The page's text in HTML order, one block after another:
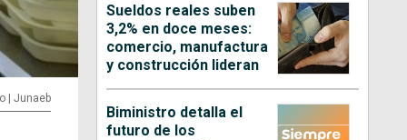
| Junaeb
Sueldos reales suben
3,2% en doce meses:
comercio, manufactura
y construcción lideran
Biministro detalla el
futuro de los